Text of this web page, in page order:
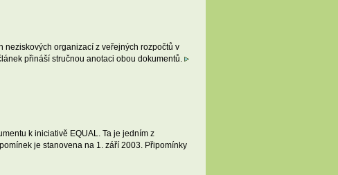
organizací z veřejných rozpočtů v
přináší stručnou anotaci obou dokumentů.
k iniciativě EQUAL. Ta je jedním z
je stanovena na 1. září 2003. Připomínky